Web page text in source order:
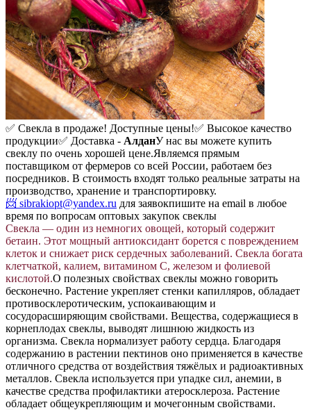
✅ Свекла в продаже! Доступные цены!✅ Высокое качество
продукции✅ Доставка - АлданУ нас вы можете купить
свеклу по очень хорошей цене.Являемся прямым
поставщиком от фермеров со всей России, работаем без
посредников. В стоимость входят только реальные затраты на
производство, хранение и транспортировку.
📨 sibrakiopt@yandex.ru для заявокпишите на email в любое
время по вопросам оптовых закупок свеклы
Свекла — один из немногих овощей, который содержит
бетаин. Этот мощный антиоксидант борется с повреждением
клеток и снижает риск сердечных заболеваний. Свекла богата
клетчаткой, калием, витамином C, железом и фолиевой
кислотой.О полезных свойствах свеклы можно говорить
бесконечно. Растение укрепляет стенки капилляров, обладает
противосклеротическим, успокаивающим и
сосудорасширяющим свойствами. Вещества, содержащиеся в
корнеплодах свеклы, выводят лишнюю жидкость из
организма. Свекла нормализует работу сердца. Благодаря
содержанию в растении пектинов оно применяется в качестве
отличного средства от воздействия тяжёлых и радиоактивных
металлов. Свекла используется при упадке сил, анемии, в
качестве средства профилактики атеросклероза. Растение
обладает общеукрепляющим и мочегонным свойствами.